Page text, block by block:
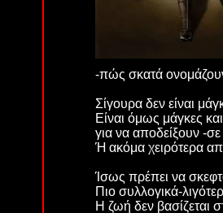
-πώς σκατά
Σίγουρα δεν είναι
Είναι όμως μάγκες
για να αποδείξουν -
Ή ακόμα χειρότερα
Ίσως πρέπει να
Πιο συλλογικά-
Η ζωή δεν βασίζεται